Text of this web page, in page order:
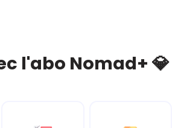
l'abo Nomad+ 💎